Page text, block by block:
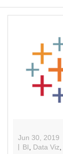
Data
Topics
Jun 30, 2019
BI
Data Viz